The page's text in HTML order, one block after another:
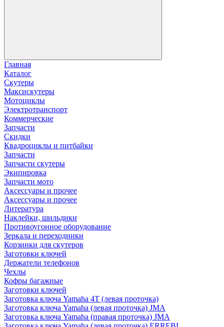
Главная
Каталог
Скутеры
Максискутеры
Мотоциклы
Электротранспорт
Коммерческие
Запчасти
Скидки
Квадроциклы и питбайки
Запчасти
Запчасти скутеры
Экипировка
Запчасти мото
Аксессуары и прочее
Аксессуары и прочее
Литература
Наклейки, шильдики
Противоугонное оборудование
Зеркала и переходники
Корзинки для скутеров
Заготовки ключей
Держатели телефонов
Чехлы
Кофры багажные
Заготовки ключей
Заготовка ключа Yamaha 4T (левая проточка)
Заготовка ключа Yamaha (левая проточка) JMA
Заготовка ключа Yamaha (правая проточка) JMA